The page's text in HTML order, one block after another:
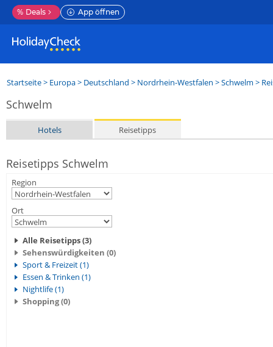
% Deals App öffnen
Startseite> Europa> Deutschland > Nordrhein-Westfalen >Schwelm >
Schwelm
Hotels Reisetipps
Reisetipps Schwelm
Region
Ort
Alle Reisetipps (3)
Sehenswürdigkeiten (0)
Sport & Freizeit (1)
Essen & Trinken (1)
Nightlife (1)
Shopping (0)